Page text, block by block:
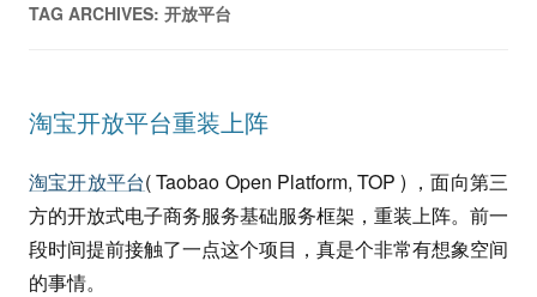
TAG ARCHIVES: 开放平台
淘宝开放平台重装上阵
淘宝开放平台( Taobao Open Platform, TOP ) ，面向第三
方的开放式电子商务服务基础服务框架，重装上阵。前一
段时间提前接触了一点这个项目，真是个非常有想象空间
的事情。